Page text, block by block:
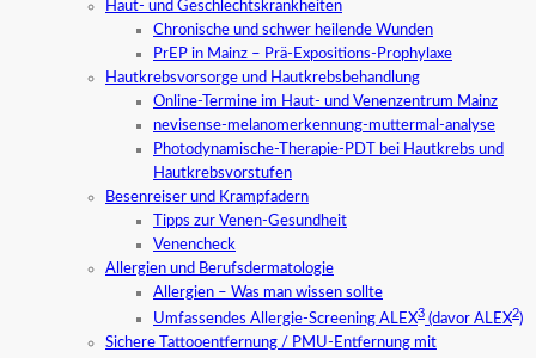
Haut- und Geschlechtskrankheiten
Chronische und schwer heilende Wunden
PrEP in Mainz – Prä-Expositions-Prophylaxe
Hautkrebsvorsorge und Hautkrebsbehandlung
Online-Termine im Haut- und Venenzentrum Mainz
nevisense-melanomerkennung-muttermal-analyse
Photodynamische-Therapie-PDT bei Hautkrebs und
Hautkrebsvorstufen
Besenreiser und Krampfadern
Tipps zur Venen-Gesundheit
Venencheck
Allergien und Berufsdermatologie
Allergien – Was man wissen sollte
Umfassendes Allergie-Screening ALEX3 (davor ALEX2)
Sichere Tattooentfernung / PMU-Entfernung mit